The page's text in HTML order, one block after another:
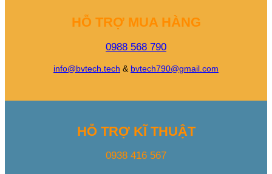
HỖ TRỢ MUA HÀNG
0988 568 790
info@bvtech.tech & bvtech790@gmail.com
HỖ TRỢ KĨ THUẬT
0938 416 567